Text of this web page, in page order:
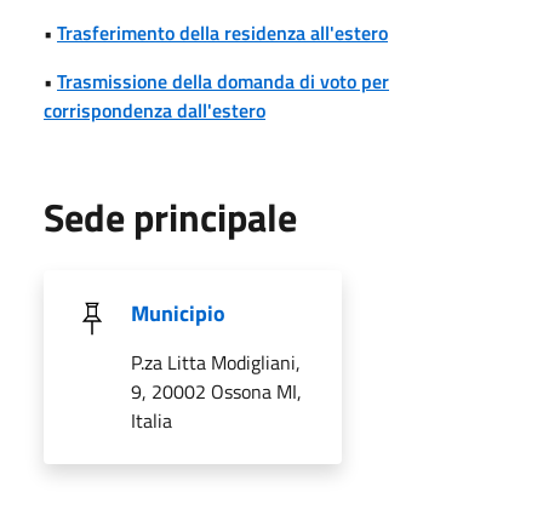
• Trasferimento della residenza all'estero
• Trasmissione della domanda di voto per
corrispondenza dall'estero
Sede principale
Municipio
P.za Litta Modigliani,
9, 20002 Ossona MI,
Italia